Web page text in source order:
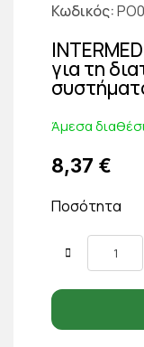
Κωδικός
για τη
Άμεσα
8,37 €
Ποσότητα